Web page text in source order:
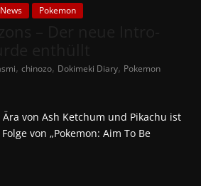
News Pokemon
, chinozo, Dokimeki Diary, Pokemon
Ära von Ash Ketchum und Pikachu ist
von „Pokemon: Aim To Be